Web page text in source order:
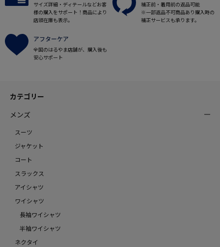
サイズ詳細・ディテールなどお客
様の購入をサポート！商品により
店頭在庫も表示。
補正前・着用前の返品可能
※一部返品不可商品あり購入時の
補正サービスも承ります。
アフターケア
全国のはるやま店舗が、購入後も
安心サポート
カテゴリー
メンズ
スーツ
ジャケット
コート
スラックス
アイシャツ
ワイシャツ
長袖ワイシャツ
半袖ワイシャツ
ネクタイ